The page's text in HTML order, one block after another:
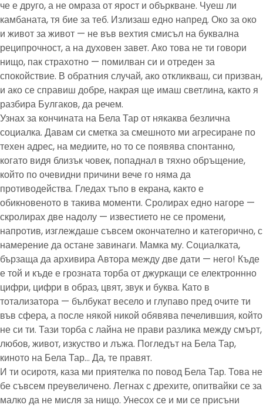
че е друго, а не омраза от ярост и объркване. Чуеш ли
камбаната, тя бие за теб. Излизаш едно напред. Око за око
и живот за живот — не във вехтия смисъл на буквална
реципрочност, а на духовен завет. Ако това не ти говори
нищо, пак страхотно — помилван си и отреден за
спокойствие. В обратния случай, ако откликваш, си призван,
и ако се справиш добре, накрая ще имаш светлина, както я
разбира Булгаков, да речем.
Узнах за кончината на Бела Тар от някаква безлична
социалка. Давам си сметка за смешното ми агресиране по
техен адрес, на медиите, но то се появява спонтанно,
когато видя близък човек, попаднал в тяхно обръщение,
който по очевидни причини вече го няма да
противодейства. Гледах тъпо в екрана, както е
обикновеното в такива моменти. Сролирах едно нагоре —
скролирах две надолу — известието не се промени,
напротив, изглеждаше съвсем окончателно и категорично, с
намерение да остане завинаги. Мамка му. Социалката,
бързаща да архивира Автора между две дати — него! Къде
е той и къде е грозната торба от джуркащи се електроннно
цифри, цифри в образ, цвят, звук и буква. Като в
тотализатора — бълбукат весело и глупаво пред очите ти
във сфера, а после някой никой обявява печелившия, който
не си ти. Тази торба с лайна не прави разлика между смърт,
любов, живот, изкуство и лъжа. Погледът на Бела Тар,
киното на Бела Тар… Да, те правят.
И ти осиротя, каза ми приятелка по повод Бела Тар. Това не
бе съвсем преувеличено. Легнах с дрехите, опитвайки се за
малко да не мисля за нищо. Унесох се и ми се присъни